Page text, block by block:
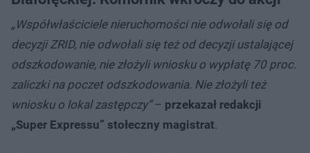
„Współwłaściciele nieruchomości nie odwołali się od
decyzji ZRID, nie odwołali się też od decyzji ustalającej
odszkodowanie, nie złożyli wniosku o wypłatę 70 proc.
zaliczki na poczet odszkodowania. Nie złożyli też
wniosku o lokal zastępczy”– przekazał redakcji
„Super Expressu” stołeczny magistrat.